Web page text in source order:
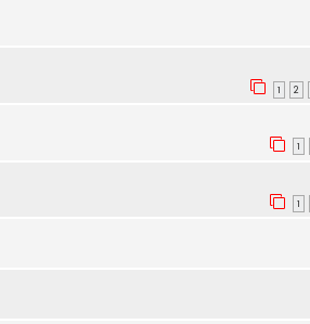
1 2
1
1